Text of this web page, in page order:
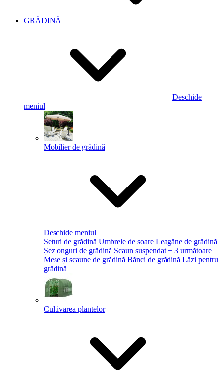
GRĂDINĂ
Deschide
meniul
Mobilier de grădină
Deschide meniul
Seturi de grădină Umbrele de soare Leagăne de grădină
Șezlonguri de grădină Scaun suspendat + 3 următoare
Mese și scaune de grădină Bănci de grădină Lăzi pentru
grădină
Cultivarea plantelor